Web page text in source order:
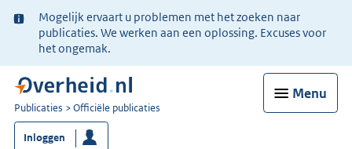
Ter
informatie:
Mogelijk ervaart u problemen met het zoeken naar
publicaties. We werken aan een oplossing. Excuses voor
het ongemak.
Menu
U
bent
nu
Publicaties Officiële publicaties
Inloggen